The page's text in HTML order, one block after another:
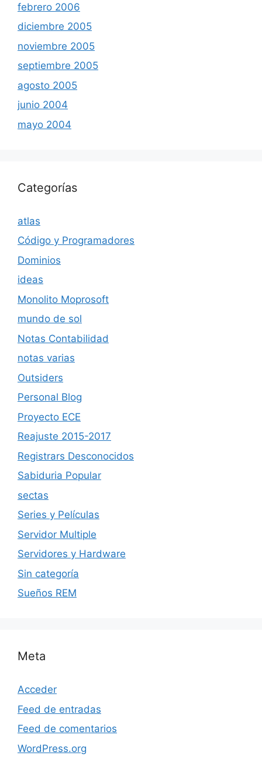
febrero 2006
diciembre 2005
noviembre 2005
septiembre 2005
agosto 2005
junio 2004
mayo 2004
Categorías
atlas
Código y Programadores
Dominios
ideas
Monolito Moprosoft
mundo de sol
Notas Contabilidad
notas varias
Outsiders
Personal Blog
Proyecto ECE
Reajuste 2015-2017
Registrars Desconocidos
Sabiduria Popular
sectas
Series y Películas
Servidor Multiple
Servidores y Hardware
Sin categoría
Sueños REM
Meta
Acceder
Feed de entradas
Feed de comentarios
WordPress.org